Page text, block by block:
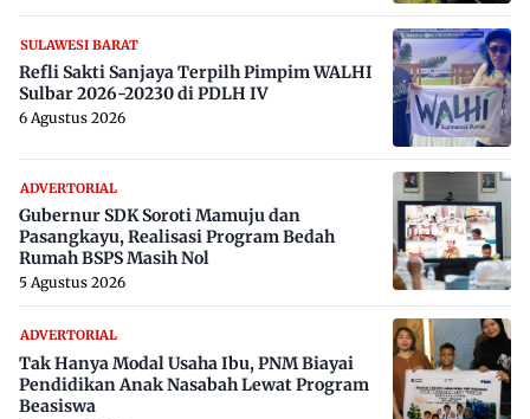
SULAWESI BARAT
Refli Sakti Sanjaya Terpilh Pimpim WALHI
Sulbar 2026-20230 di PDLH IV
6 Agustus 2026
ADVERTORIAL
Gubernur SDK Soroti Mamuju dan
Pasangkayu, Realisasi Program Bedah
Rumah BSPS Masih Nol
5 Agustus 2026
ADVERTORIAL
Tak Hanya Modal Usaha Ibu, PNM Biayai
Pendidikan Anak Nasabah Lewat Program
Beasiswa